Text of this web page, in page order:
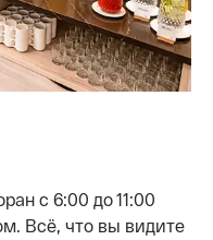
с 6:00 до 11:00
Всё, что вы видите